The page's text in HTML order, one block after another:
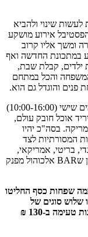
שינוי ולהביא
אירוע מושקע
ומשך אליו קרוב
במתכונת החדשה ואף
דוכני אוכל מכל העולם , 2 הצגות ילדים, קבלת שבת,
והכל במתחם
פנים והוגדל גם הוא.
טעם הטבע 2024 יתקיים בתאריכים 13-14.9, ימים שישי (10:00-16:00)
של יריד אוכל חובק עולם,
בסה"כ יהיו
המסורתיות לצד
בריטי, אמריקאי,
גרמני, פירות, ארגנטינאי, קינוחים, מקסיקני וכמובן שBAR אלכוהול מפנק
שפחות כסף החליטו
שלוש סוגים של
כרטיסיית טעימות, 3 מנות טעימות ב-90 ₪ ו-5 מנות טעימה ב-130 ₪